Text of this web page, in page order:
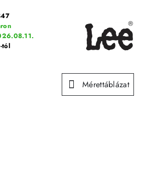
tól
Mérettáblázat